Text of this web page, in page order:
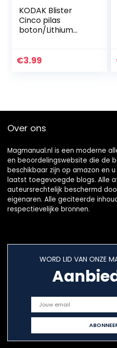
KODAK Blister
Cinco pilas
boton/Lithium
stuks
€3.99
Over ons
Magmanual.nl is een moderne
en beoordelingswebsite die de
beschikbaar zijn op amazon en
laatst toegevoegde blogs. Alle
auteursrechtelijk beschermd
eigenaren. Alle geciteerde
respectievelijke bronnen.
WORD LID VAN ONZE